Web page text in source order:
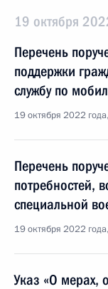
19 октября
Перечень
поддержки
службу по
19 октября 2022
Перечень
потребностей,
специальной
19 октября 2022
Указ «О мерах,